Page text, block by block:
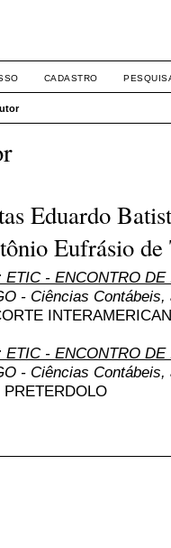
CADASTRO
Eduardo
Eufrásio
ETIC - ENCONTRO
- Ciências Contábeis,
ETIC - ENCONTRO
- Ciências Contábeis,
PRETERDOLO